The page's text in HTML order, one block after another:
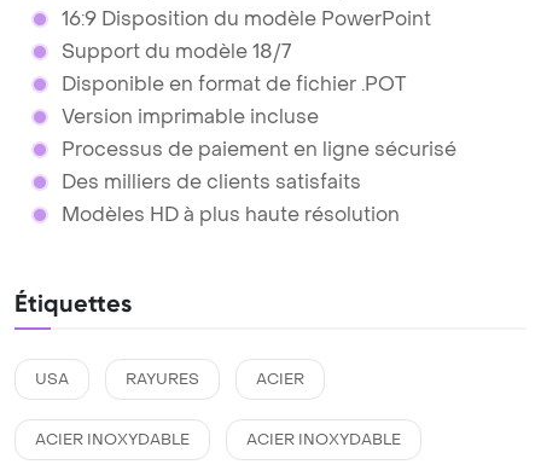
16:9 Disposition du modèle PowerPoint
Support du modèle 18/7
Disponible en format de fichier .POT
Version imprimable incluse
Processus de paiement en ligne sécurisé
Des milliers de clients satisfaits
Modèles HD à plus haute résolution
Étiquettes
USA RAYURES ACIER
ACIER INOXYDABLE ACIER INOXYDABLE